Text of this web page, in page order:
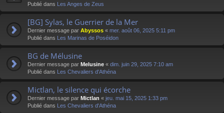
Publié dans Les Anges de Zeus
[BG] Sylas, le Guerrier de la Mer
Dernier message par Abyssos « mer. août 06, 2025 5:11 pm
Publié dans Les Marinas de Poséidon
BG de Mélusine
Dernier message par Melusine « dim. juin 29, 2025 7:10 am
Publié dans Les Chevaliers d'Athéna
Mictlan, le silence qui écorche
Dernier message par Mictlan « jeu. mai 15, 2025 1:33 pm
Publié dans Les Chevaliers d'Athéna